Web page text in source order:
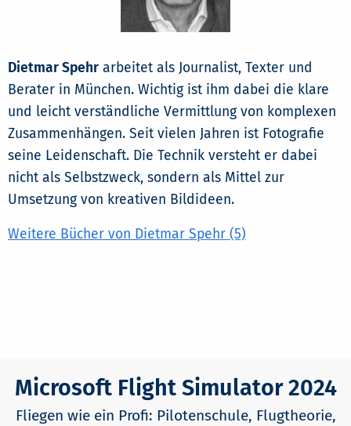
Dietmar Spehr arbeitet als Journalist, Texter und
Berater in München. Wichtig ist ihm dabei die klare
und leicht verständliche Vermittlung von komplexen
Zusammenhängen. Seit vielen Jahren ist Fotografie
seine Leidenschaft. Die Technik versteht er dabei
nicht als Selbstzweck, sondern als Mittel zur
Umsetzung von kreativen Bildideen.
Weitere Bücher von Dietmar Spehr (5)
Microsoft Flight Simulator 2024
Fliegen wie ein Profi: Pilotenschule, Flugtheorie,